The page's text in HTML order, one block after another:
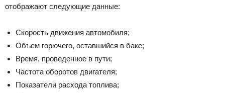
отображают следующие данные:
Скорость движения автомобиля;
Объем горючего, оставшийся в баке;
Время, проведенное в пути;
Частота оборотов двигателя;
Показатели расхода топлива;